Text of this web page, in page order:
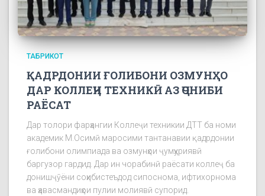
ТАБРИКОТ
ҚАДРДОНИИ ҒОЛИБОНИ ОЗМУНҲО
ДАР КОЛЛЕҶИ ТЕХНИКӢ АЗ ҶОНИБИ
РАЁСАТ
Дар толори фарҳангии Коллеҷи техникии ДТТ ба номи
академик М.Осимӣ маросими тантанавии қадрдонии
ғолибони олимпиада ва озмунҳои ҷумҳуриявӣ
баргузор гардид. Дар ин чорабинӣ раёсати коллеҷ ба
донишҷӯёни соҳибистеъдод сипоснома, ифтихорнома
ва ҳавасмандиҳои пулии молиявӣ супорид.